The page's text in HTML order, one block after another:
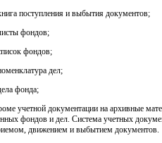
поступления и выбытия документов;
фондов;
фондов;
дел;
фонда;
учетной документации на архивные
фондов и дел. Система учетных
движением и выбытием документов.